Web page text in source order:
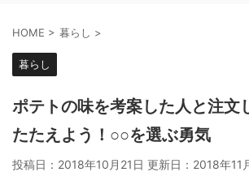
HOME > 暮らし >
暮らし
ポテトの味を考案した人と注文
たたえよう！○○を選ぶ勇気
投稿日：2018年10月21日 更新日： 2018年11